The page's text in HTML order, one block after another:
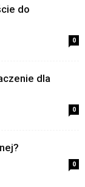
do
0
dla
0
0